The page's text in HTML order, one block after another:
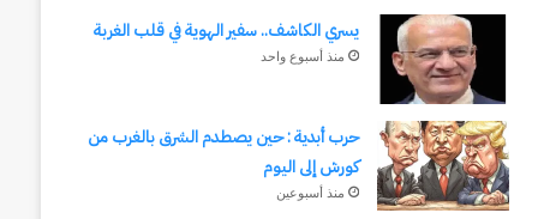
يسري الكاشف.. سفير الهوية في قلب الغربة
منذ أسبوع واحد
حرب أبدية : حين يصطدم الشرق بالغرب من
كورش إلى اليوم
منذ أسبوعين